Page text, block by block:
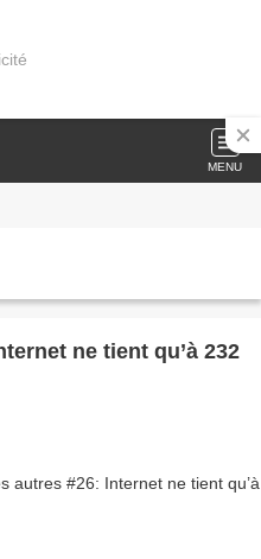
MENU
ne tient qu’à 232